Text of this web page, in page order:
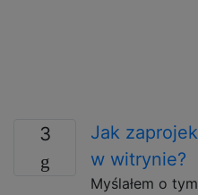
3
Jak
w witrynie?
Myślałem o